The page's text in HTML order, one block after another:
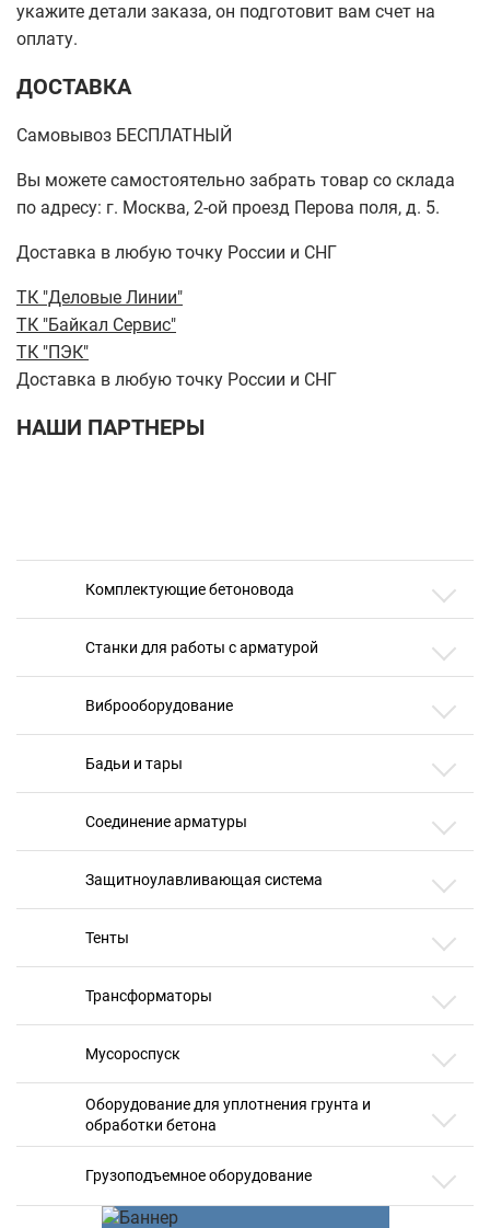
укажите детали заказа, он подготовит вам счет на
оплату.
ДОСТАВКА
Самовывоз БЕСПЛАТНЫЙ
Вы можете самостоятельно забрать товар со склада
по адресу: г. Москва, 2-ой проезд Перова поля, д. 5.
Доставка в любую точку России и СНГ
ТК "Деловые Линии"
ТК "Байкал Сервис"
ТК "ПЭК"
Доставка в любую точку России и СНГ
НАШИ ПАРТНЕРЫ
Комплектующие бетоновода
Станки для работы с арматурой
Виброоборудование
Бадьи и тары
Соединение арматуры
Защитноулавливающая система
Тенты
Трансформаторы
Мусороспуск
Оборудование для уплотнения грунта и
обработки бетона
Грузоподъемное оборудование